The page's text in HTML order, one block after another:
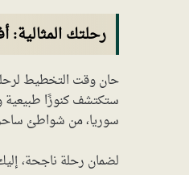
رحلتك
حان وقت التخطيط
ستكتشف كنوزًا طبيعية
سوريا، من شواطئ
لضمان رحلة ناجحة،